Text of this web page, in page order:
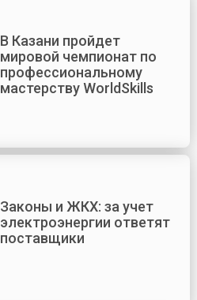
В Казани пройдет
мировой чемпионат по
профессиональному
мастерству WorldSkills
Законы и ЖКХ: за учет
электроэнергии ответят
поставщики